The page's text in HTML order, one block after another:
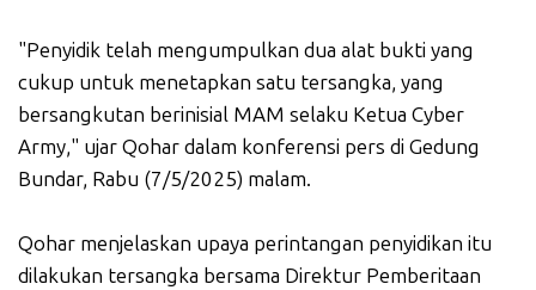
"Penyidik telah mengumpulkan dua alat bukti yang
cukup untuk menetapkan satu tersangka, yang
bersangkutan berinisial MAM selaku Ketua Cyber
Army," ujar Qohar dalam konferensi pers di Gedung
Bundar, Rabu (7/5/2025) malam.
Qohar menjelaskan upaya perintangan penyidikan itu
dilakukan tersangka bersama Direktur Pemberitaan